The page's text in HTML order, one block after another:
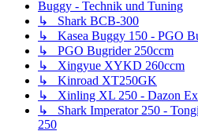
Buggy - Technik und Tuning
↳ Shark BCB-300
↳ Kasea Buggy 150 - PGO
↳ PGO Bugrider 250ccm
↳ Xingyue XYKD 260ccm
↳ Kinroad XT250GK
↳ Xinling XL 250 - Dazon
↳ Shark Imperator 250 -
250